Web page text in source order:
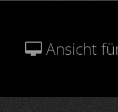
Ansicht